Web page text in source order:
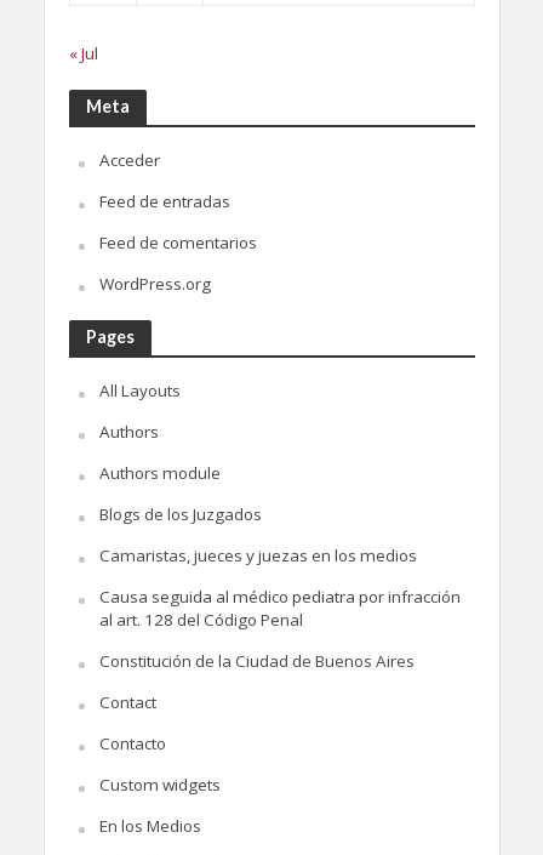
« Jul
Meta
Acceder
Feed de entradas
Feed de comentarios
WordPress.org
Pages
All Layouts
Authors
Authors module
Blogs de los Juzgados
Camaristas, jueces y juezas en los medios
Causa seguida al médico pediatra por infracción
al art. 128 del Código Penal
Constitución de la Ciudad de Buenos Aires
Contact
Contacto
Custom widgets
En los Medios